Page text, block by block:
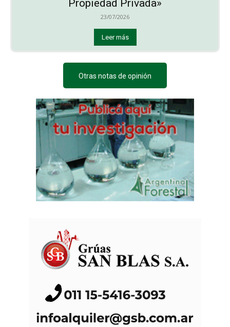
Propiedad Privada»
23/07/2026
Leer más
Otras notas de opinión